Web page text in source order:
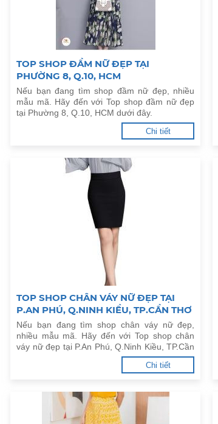
TOP SHOP ĐẦM NỮ ĐẸP TẠI
PHƯỜNG 8, Q.10, HCM
Nếu bạn đang tìm shop đầm nữ đẹp, nhiều
mẫu mã. Hãy đến với Top shop đầm nữ đẹp
tại Phường 8, Q.10, HCM dưới đây.
Chi tiết
TOP SHOP CHÂN VÁY NỮ ĐẸP TẠI
P.AN PHÚ, Q.NINH KIỀU, TP.CẦN THƠ
Nếu bạn đang tìm shop chân váy nữ đẹp,
nhiều mẫu mã. Hãy đến với Top shop chân
váy nữ đẹp tại P.An Phú, Q.Ninh Kiều, TP.Cần
Chi tiết